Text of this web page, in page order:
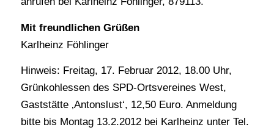
Mit freundlichen Grüßen
Karlheinz Föhlinger
Hinweis: Freitag, 17. Februar 2012, 18.00 Uhr,
Grünkohlessen des SPD-Ortsvereines West,
Gaststätte ‚Antonslust‘, 12,50 Euro. Anmeldung
bitte bis Montag 13.2.2012 bei Karlheinz unter Tel.